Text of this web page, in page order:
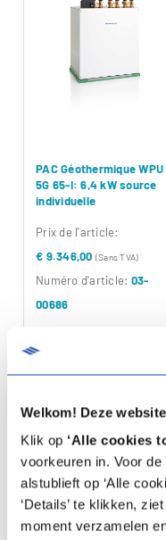
Welkom! Deze
Klik op ‘Alle cookies
voorkeuren in. Voor
alstublieft op ‘Alle
‘Details’ te klikken,
moment verzamelen
Comparer
PAC Géothermique WPU
5G 65-I: 6,4 kW source
individuelle
Prix ​​de l'article:
€ 9.346,00 (Sans TVA)
Numéro d'article: 03-
00686